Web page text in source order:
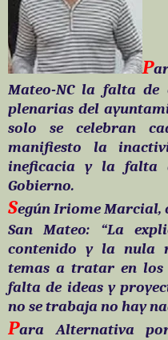
P
Mateo-NC la falta de
plenarias del
solo se celebran
manifiesto la
ineficacia y la falta
Gobierno.
Según Iriome Marcial,
San Mateo: “La
contenido y la nula
temas a tratar en los
falta de ideas y
no se trabaja no hay
Para Alternativa